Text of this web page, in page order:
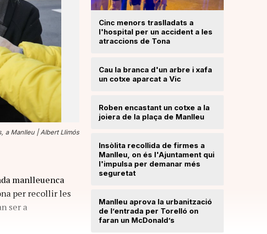
a Manlleu |Albert Llimós
manlleuenca
per recollir les
ser a
Cinc menors traslladats a
l'hospital per un accident a les
atraccions de Tona
Cau la branca d'un arbre i xafa
un cotxe aparcat a Vic
Roben encastant un cotxe a la
joiera de la plaça de Manlleu
Insòlita recollida de firmes a
Manlleu, on és l'Ajuntament qui
l'impulsa per demanar més
seguretat
Manlleu aprova la urbanització
de l’entrada per Torelló on
faran un McDonald’s